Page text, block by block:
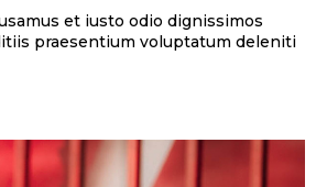
et iusto odio dignissimos
praesentium voluptatum deleniti